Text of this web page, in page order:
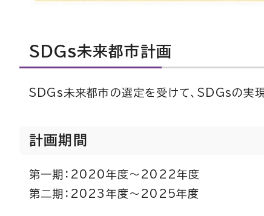
SDGs未来都市計画
SDGs未来都市の選定を受けて、SDGsの実
計画期間
第一期：2020年度～2022年度
第二期：2023年度～2025年度